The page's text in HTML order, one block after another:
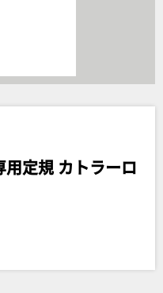
定規 カトラーロ